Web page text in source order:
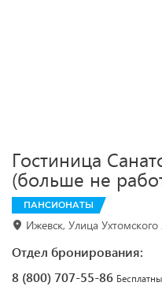
Гостиница
(больше не
ПАНСИОНАТЫ
Ижевск, Улица Ухтомского
Отдел бронирования:
8 (800) 707-55-86